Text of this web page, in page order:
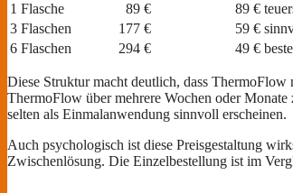
1 Flasche
89 € 89 €
3 Flaschen
177 € 59 €
6 Flaschen
294 € 49 €
Diese Struktur macht deutlich, dass
ThermoFlow über mehrere Wochen oder
selten als Einmalanwendung sinnvoll erscheinen.
Auch psychologisch ist diese Preisgestaltung
Zwischenlösung. Die Einzelbestellung ist im